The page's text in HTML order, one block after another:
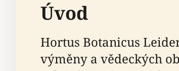
Úvod
Hortus Botanicus
výměny a vědeckých